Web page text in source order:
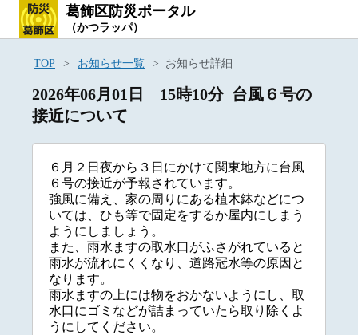
葛飾区防災ポータル
（かつラッパ）
TOP お知らせ一覧 お知らせ詳細
2026年06月01日 15時10分 台風６号の
接近について
６月２日夜から３日にかけて関東地方に台風
６号の接近が予報されています。
強風に備え、家の周りにある植木鉢などにつ
いては、ひも等で固定をするか屋内にしまう
ようにしましょう。
また、雨水ますの取水口がふさがれていると
雨水が流れにくくなり、道路冠水等の原因と
なります。
雨水ますの上には物をおかないようにし、取
水口にゴミなどが詰まっていたら取り除くよ
うにしてください。